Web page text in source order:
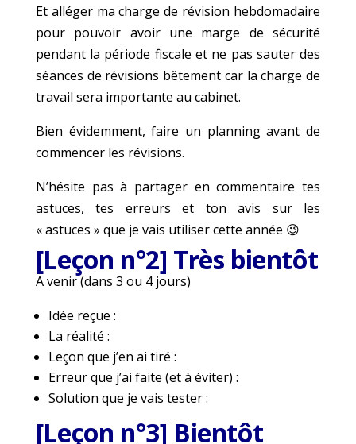
Et alléger ma charge de révision hebdomadaire
pour pouvoir avoir une marge de sécurité
pendant la période fiscale et ne pas sauter des
séances de révisions bêtement car la charge de
travail sera importante au cabinet.
Bien évidemment, faire un planning avant de
commencer les révisions.
N’hésite pas à partager en commentaire tes
astuces, tes erreurs et ton avis sur les
« astuces » que je vais utiliser cette année 😉
[Leçon n°2] Très bientôt
A venir (dans 3 ou 4 jours)
Idée reçue :
La réalité :
Leçon que j’en ai tiré :
Erreur que j’ai faite (et à éviter) :
Solution que je vais tester :
[Leçon n°3] Bientôt